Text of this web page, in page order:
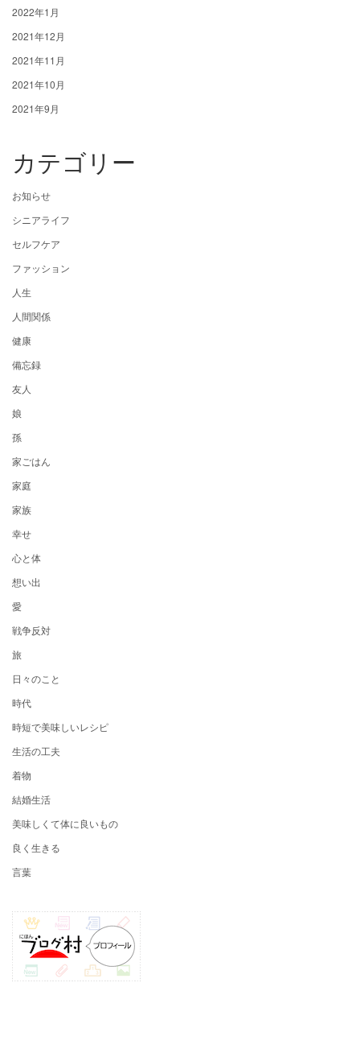
2022年1月
2021年12月
2021年11月
2021年10月
2021年9月
カテゴリー
お知らせ
シニアライフ
セルフケア
ファッション
人生
人間関係
健康
備忘録
友人
娘
孫
家ごはん
家庭
家族
幸せ
心と体
想い出
愛
戦争反対
旅
日々のこと
時代
時短で美味しいレシピ
生活の工夫
着物
結婚生活
美味しくて体に良いもの
良く生きる
言葉